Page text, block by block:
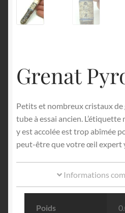
Grenat
Petits et nombreux cristaux
tube à essai ancien.
y est accolée est trop abîmée
peut-être que votre œil expert
Informations
Poids